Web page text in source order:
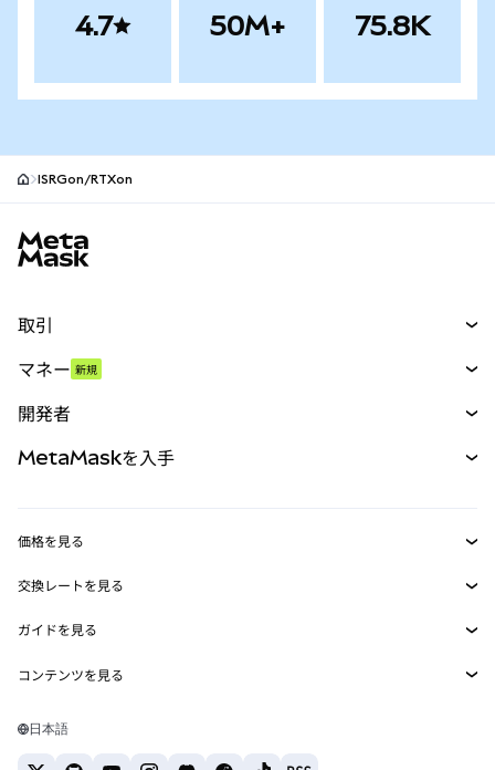
4.7 50M+ 75.8K
ISRGon/RTXon
取引
パーペチュアル
RWA
マネー 新規
開発者
MetaMask Connect
Snaps
Web3サービス
MetaMaskを入手
セキュリティ
サポート
キャリア
お問い合わせ
価格を見る
イーサリアムの価格
Solanaの価格
Tetherの価格
交換レートを見る
ETH→USD
USDT→INR
BTC→INR
ガイドを見る
ETHの購入
コンテンツを見る
Solanaウォレット
日本語